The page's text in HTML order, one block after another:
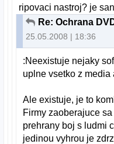
ripovaci nastroj? je
Re: Ochrana
25.05.2008 | 18:36
:Neexistuje nejaky
uplne vsetko z media
Ale existuje, je to
Firmy zaoberajuce
prehrany boj s ludmi
jedinou vyhrou je